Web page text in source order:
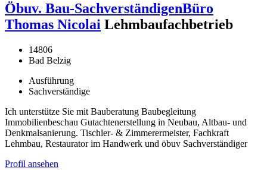
Öbuv. Bau-SachverständigenBüro
Thomas Nicolai Lehmbaufachbetrieb
14806
Bad Belzig
Ausführung
Sachverständige
Ich unterstütze Sie mit Bauberatung Baubegleitung
Immobilienbeschau Gutachtenerstellung in Neubau, Altbau- und
Denkmalsanierung. Tischler- & Zimmerermeister, Fachkraft
Lehmbau, Restaurator im Handwerk und öbuv Sachverständiger
Profil ansehen